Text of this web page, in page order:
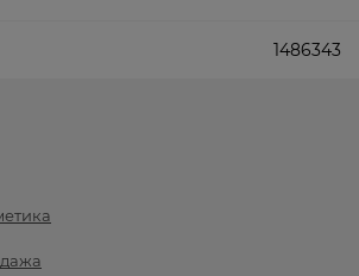
1486343